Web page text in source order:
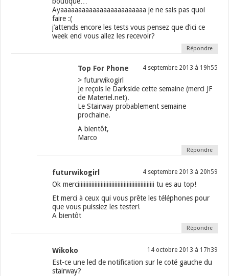
Ayaaaaaaaaaaaaaaaaaaaaaaaa je ne sais pas quoi
faire :(
j’attends encore les tests vous pensez que d’ici ce
week end vous allez les recevoir?
Répondre
Top For Phone 4 septembre 2013 à 19h55
> futurwikogirl
Je reçois le Darkside cette semaine (merci JF
de Materiel.net).
Le Stairway probablement semaine
prochaine.
A bientôt,
Marco
Répondre
futurwikogirl 4 septembre 2013 à 20h59
Ok merciiiiiiiiiiiiiiiiiiiiiiiiiiiiiiiiiiiiiiiiiiiiiiiiii tu es au top!
Et merci à ceux qui vous prête les téléphones pour
que vous puissiez les tester!
A bientôt
Répondre
Wikoko 14 octobre 2013 à 17h39
Est-ce une led de notification sur le coté gauche du
stairway?